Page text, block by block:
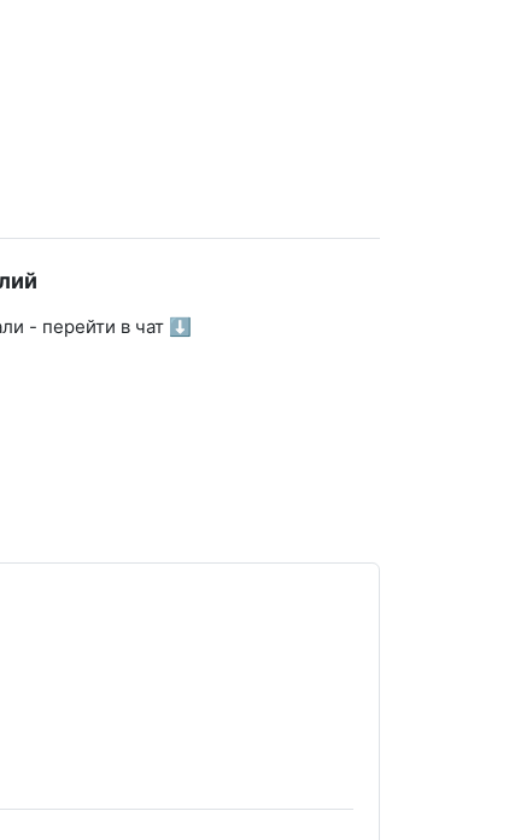
- перейти в чат ⬇